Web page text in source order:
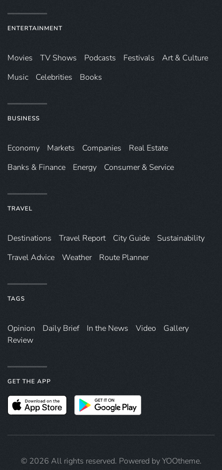
ENTERTAINMENT
Movies TV Shows Podcasts Festivals
Art & Culture
Music
Celebrities Books
BUSINESS
Economy Markets Companies
Real Estate
Banks & Finance
Energy Consumer & Service
TRAVEL
Destinations Travel Report City Guide
Sustainability
Travel Advice
Weather Route Planner
TAGS
Opinion Daily Brief In the News Video
Gallery
Review
GET THE APP
© 2026 All rights reserved. Powered byYOOtheme.